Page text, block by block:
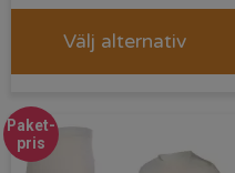
priset
Välj alternativ
Paket-
pris